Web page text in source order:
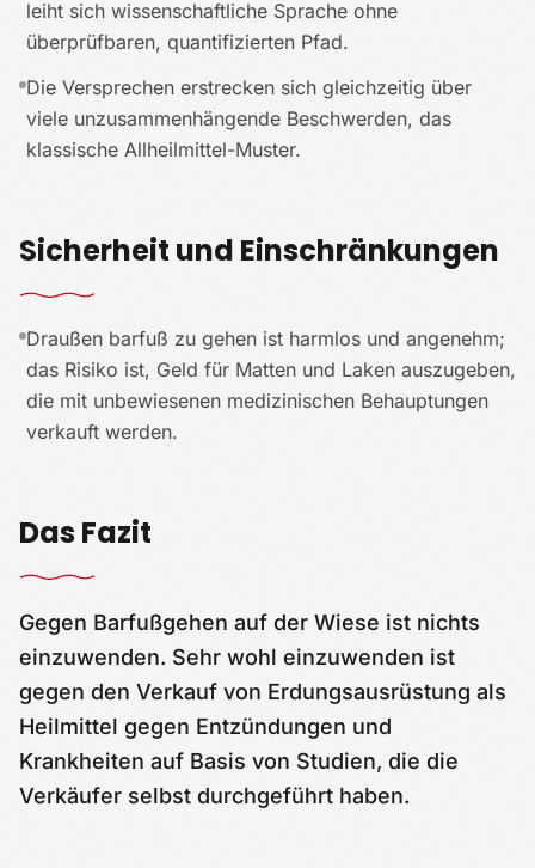
leiht sich wissenschaftliche Sprache ohne
überprüfbaren, quantifizierten Pfad.
Die Versprechen erstrecken sich gleichzeitig über
viele unzusammenhängende Beschwerden, das
klassische Allheilmittel-Muster.
Sicherheit und Einschränkungen
Draußen barfuß zu gehen ist harmlos und angenehm;
das Risiko ist, Geld für Matten und Laken auszugeben,
die mit unbewiesenen medizinischen Behauptungen
verkauft werden.
Das Fazit
Gegen Barfußgehen auf der Wiese ist nichts
einzuwenden. Sehr wohl einzuwenden ist
gegen den Verkauf von Erdungsausrüstung als
Heilmittel gegen Entzündungen und
Krankheiten auf Basis von Studien, die die
Verkäufer selbst durchgeführt haben.